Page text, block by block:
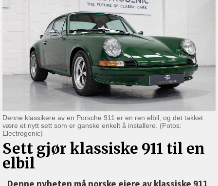
Denne klassikere av en Porsche 911 er en ren elbil, og det takket
være et nytt sett som er ganske enkelt å installere. (Fotos:
Electrogenic)
Sett gjør klassiske 911 til en
elbil